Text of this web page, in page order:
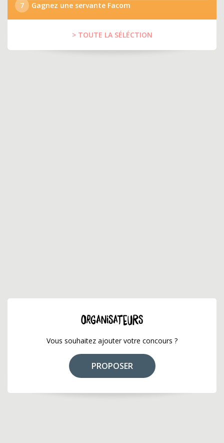
7
Gagnez une servante Facom
> TOUTE LA SÉLÉCTION
ORGANISATEURS
Vous souhaitez ajouter votre concours ?
PROPOSER